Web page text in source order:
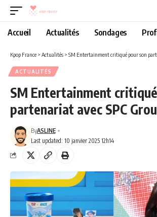
Accueil Actualités Sondages
Kpop France > Actualités > SM Entertainment critiqué pour son
ACTUALITÉS
SM Entertainment
partenariat avec SPC
Last updated: 10 janvier 2025 12h14
ByASLINE